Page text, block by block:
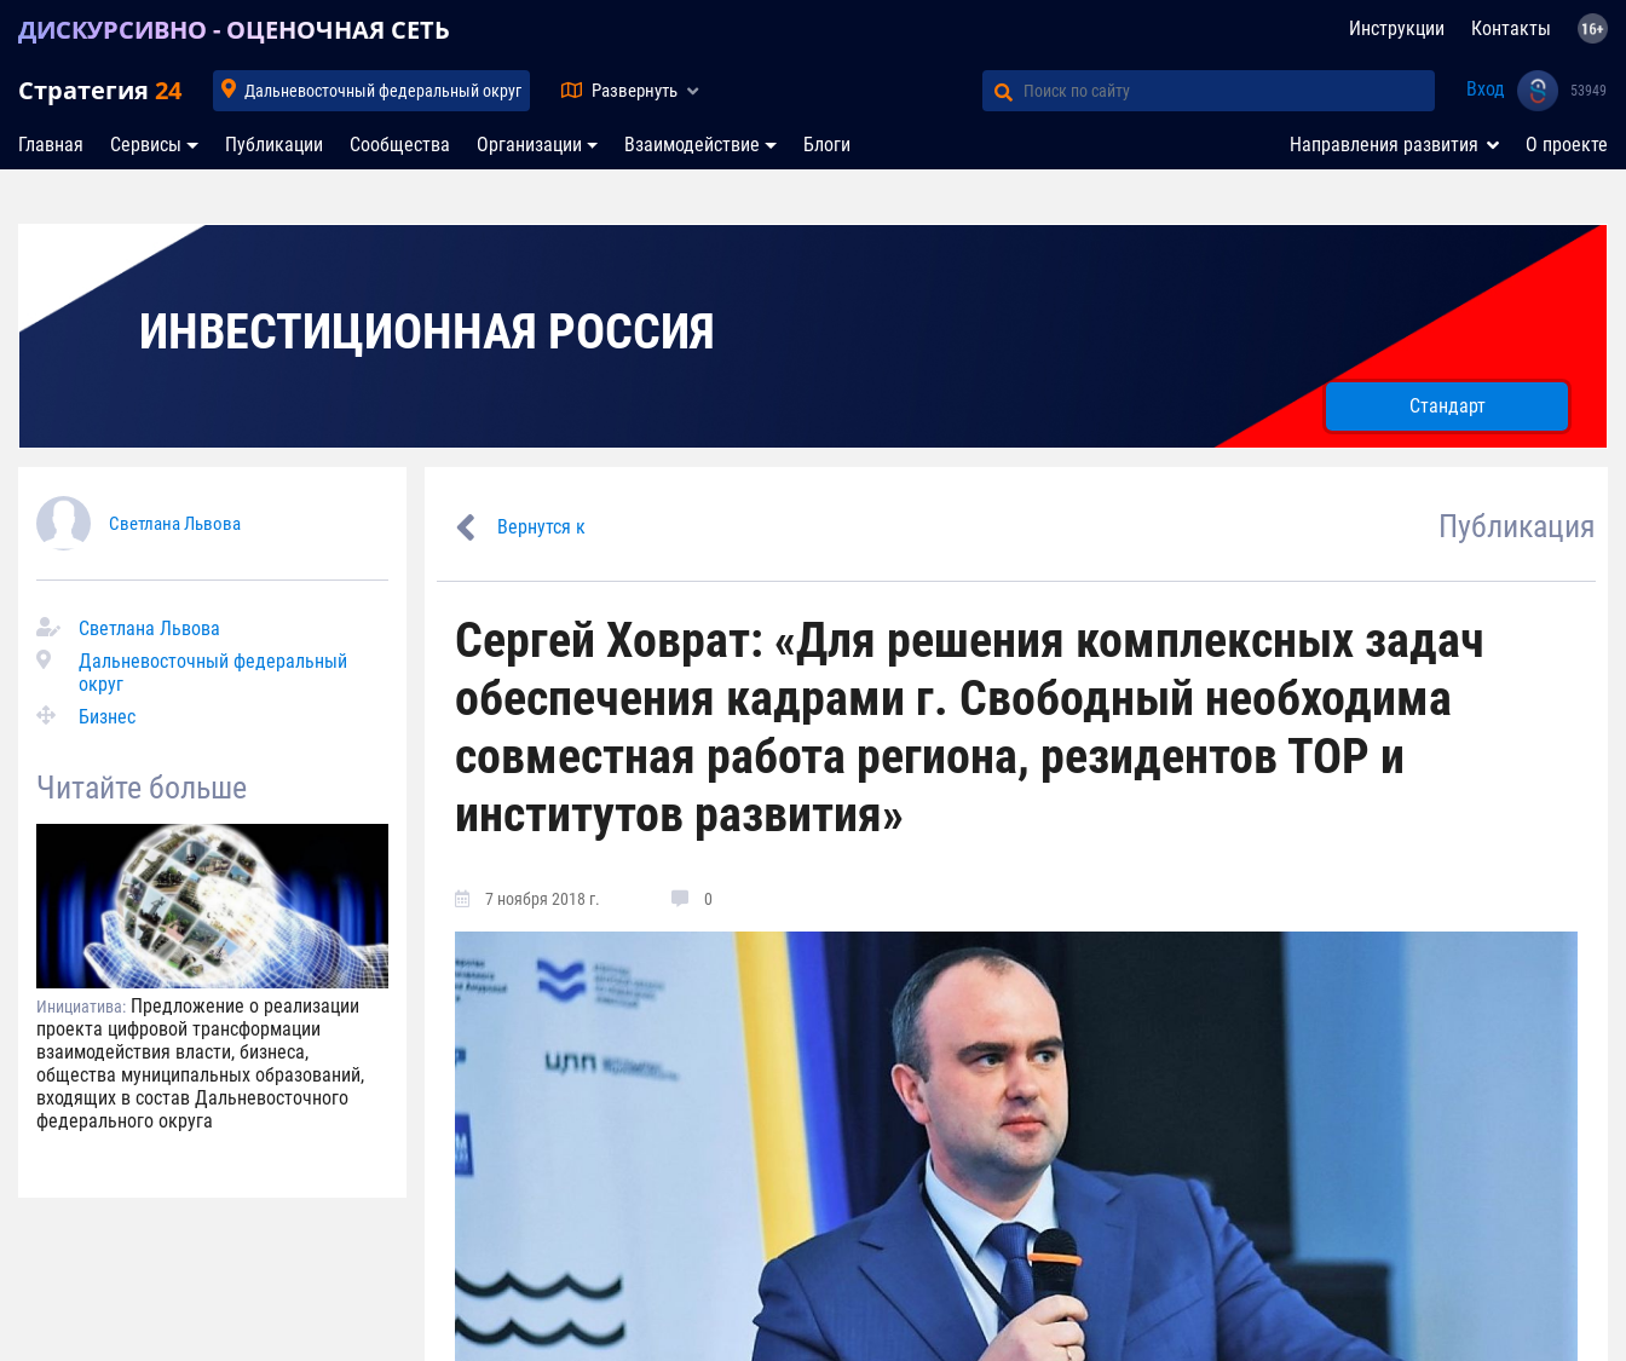
ДИСКУРСИВНО - ОЦЕНОЧНАЯ СЕТЬ Инструкции Контакты
Стратегия 24 Дальневосточный федеральный округ Развернуть Вход 53949
Главная Сервисы Публикации Сообщества Организации Взаимодействие Блоги Направления развития О проекте
ИНВЕСТИЦИОННАЯ РОССИЯ
Стандарт
Светлана Львова
Светлана Львова
Дальневосточный федеральный
округ
Бизнес
Читайте больше
Инициатива: Предложение о реализации
проекта цифровой трансформации
взаимодействия власти, бизнеса,
общества муниципальных образований,
входящих в состав Дальневосточного
федерального округа
Вернутся к Публикация
Сергей Ховрат: «Для решения комплексных задач
обеспечения кадрами г. Свободный необходима
совместная работа региона, резидентов ТОР и
институтов развития»
7 ноября 2018 г. 0